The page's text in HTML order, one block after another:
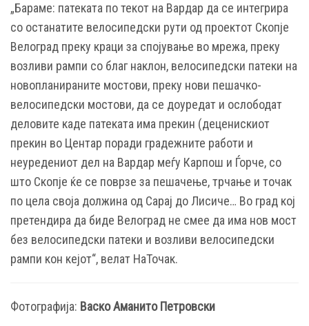
„Бараме: патеката по текот на Вардар да се интегрира
со останатите велосипедски рути од проектот Скопје
Велоград преку краци за спојување во мрежа, преку
возливи рампи со благ наклон, велосипедски патеки на
новопланираните мостови, преку нови пешачко-
велосипедски мостови, да се доуредат и ослободат
деловите каде патеката има прекин (деценискиот
прекин во Центар поради градежните работи и
неуредениот дел на Вардар меѓу Карпош и Ѓорче, со
што Скопје ќе се поврзе за пешачење, трчање и точак
по цела своја должина од Сарај до Лисиче… Во град кој
претендира да биде Велоград не смее да има нов мост
без велосипедски патеки и возливи велосипедски
рампи кон кејот“, велат НаТочак.
Фотографија: Васко Аманито Петровски